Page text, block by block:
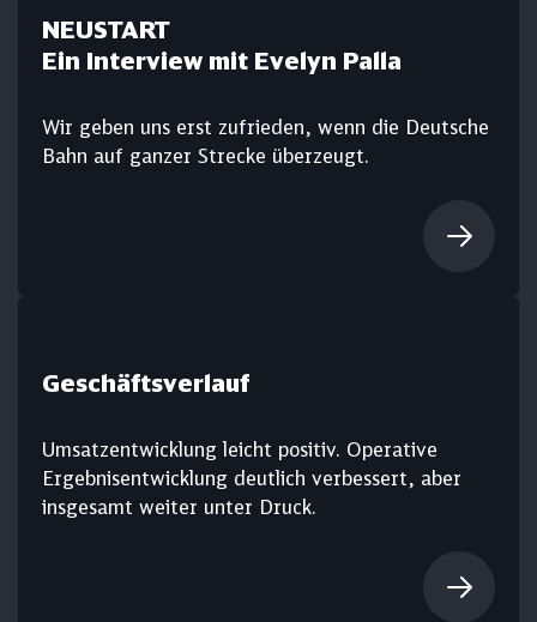
NEUSTART
Ein Interview mit Evelyn Palla
Wir geben uns erst zufrieden, wenn die Deutsche
Bahn auf ganzer Strecke überzeugt.
Geschäftsverlauf
Umsatzentwicklung leicht positiv. Operative
Ergebnisentwicklung deutlich verbessert, aber
insgesamt weiter unter Druck.